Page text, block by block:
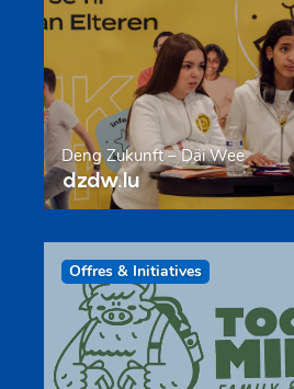
Deng Zukunft – Däi Wee
dzdw.lu
Offres & Initiatives